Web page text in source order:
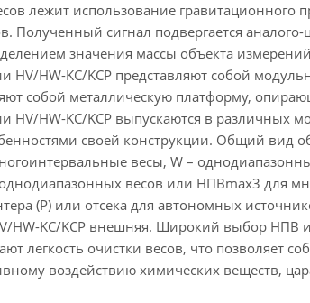
лежит использование
Полученный сигнал подвергается
значения массы объекта
HW-KC/KCP представляют собой
собой металлическую платформу,
HV/HW-KC/KCP выпускаются в различных
своей конструкции. Общий вид
весы, W –
весов или НПВmax3 для
(Р) или отсека для автономных
HW-KC/KCP внешняя. Широкий выбор
легкость очистки весов, что позволяет
воздействию химических веществ,